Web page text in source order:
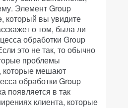
Элемент Group
который вы увидите
о том, была ли
обработки Group
это не так, то обычно
проблемы
которые мешают
обработки Group
появляется в так
клиента, которые